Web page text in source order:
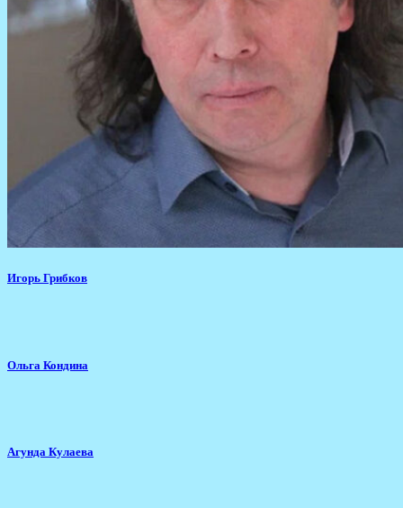
Игорь Грибков
Ольга Кондина
Агунда Кулаева